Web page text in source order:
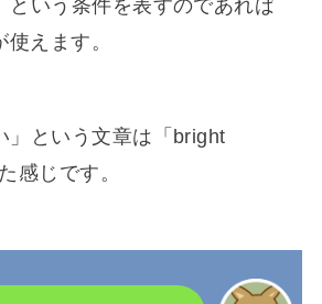
という条件を表すのであれば
使えます。
」という文章は「bright
感じです。